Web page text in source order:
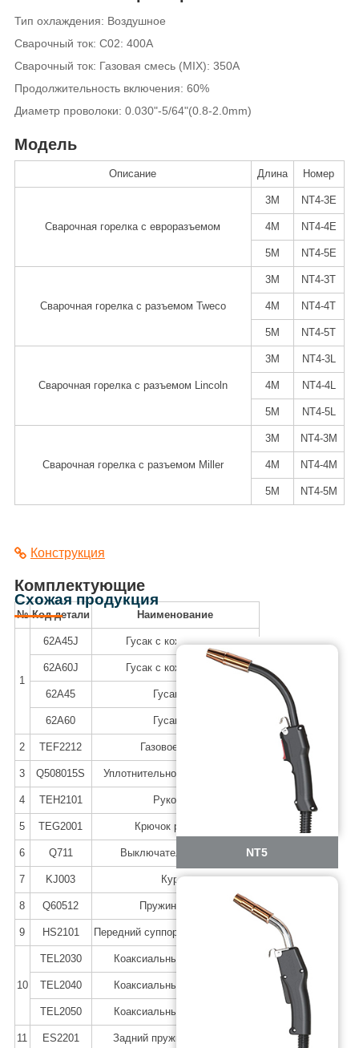
Тип охлаждения: Воздушное
Сварочный ток: C02: 400A
Сварочный ток: Газовая смесь (MIX): 350A
Продолжительность включения: 60%
Диаметр проволоки: 0.030"-5/64"(0.8-2.0mm)
Модель
Описание Длина Номер
Сварочная горелка с евроразъемом
3M NT4-3E
4M NT4-4E
5M NT4-5E
Сварочная горелка с разъемом Tweco
3M NT4-3T
4M NT4-4T
5M NT4-5T
Сварочная горелка с разъемом Lincoln
3M NT4-3L
4M NT4-4L
5M NT4-5L
Сварочная горелка с разъемом Miller
3M NT4-3M
4M NT4-4M
5M NT4-5M
Конструкция
Комплектующие
№ Код детали Наименование
1
62A45J Гусак с кожухом 45°
62A60J Гусак с кожухом 60°
62A45 Гусак 45°
62A60 Гусак 60°
2 TEF2212 Газовое сопло
3 Q508015S Уплотнительное кольцо 8x1.5
4 TEH2101 Рукоятка
5 TEG2001 Крючок рукоятки
6 Q711 Выключатель OMRON
7 KJ003 Курок
8 Q60512 Пружина курка
9 HS2101 Передний суппорт (опора) кабеля
10
TEL2030 Коаксиальный кабель 3м
TEL2040 Коаксиальный кабель 4м
TEL2050 Коаксиальный кабель 5м
11 ES2201 Задний пружинный кожух
Схожая продукция
NT5